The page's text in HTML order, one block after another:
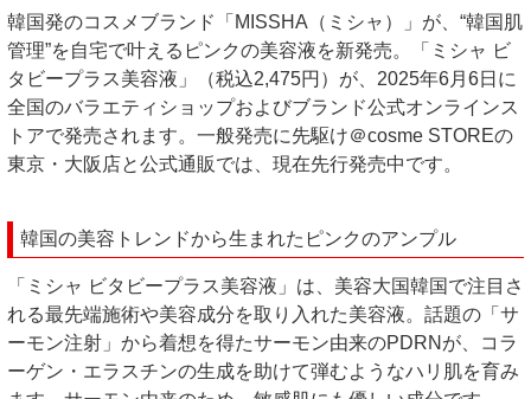
韓国発のコスメブランド「MISSHA（ミシャ）」が、“韓国肌
管理”を自宅で叶えるピンクの美容液を新発売。「ミシャ ビ
タビープラス美容液」（税込2,475円）が、2025年6月6日に
全国のバラエティショップおよびブランド公式オンラインス
トアで発売されます。一般発売に先駆け＠cosme STOREの
東京・大阪店と公式通販では、現在先行発売中です。
韓国の美容トレンドから生まれたピンクのアンプル
「ミシャ ビタビープラス美容液」は、美容大国韓国で注目さ
れる最先端施術や美容成分を取り入れた美容液。話題の「サ
ーモン注射」から着想を得たサーモン由来のPDRNが、コラ
ーゲン・エラスチンの生成を助けて弾むようなハリ肌を育み